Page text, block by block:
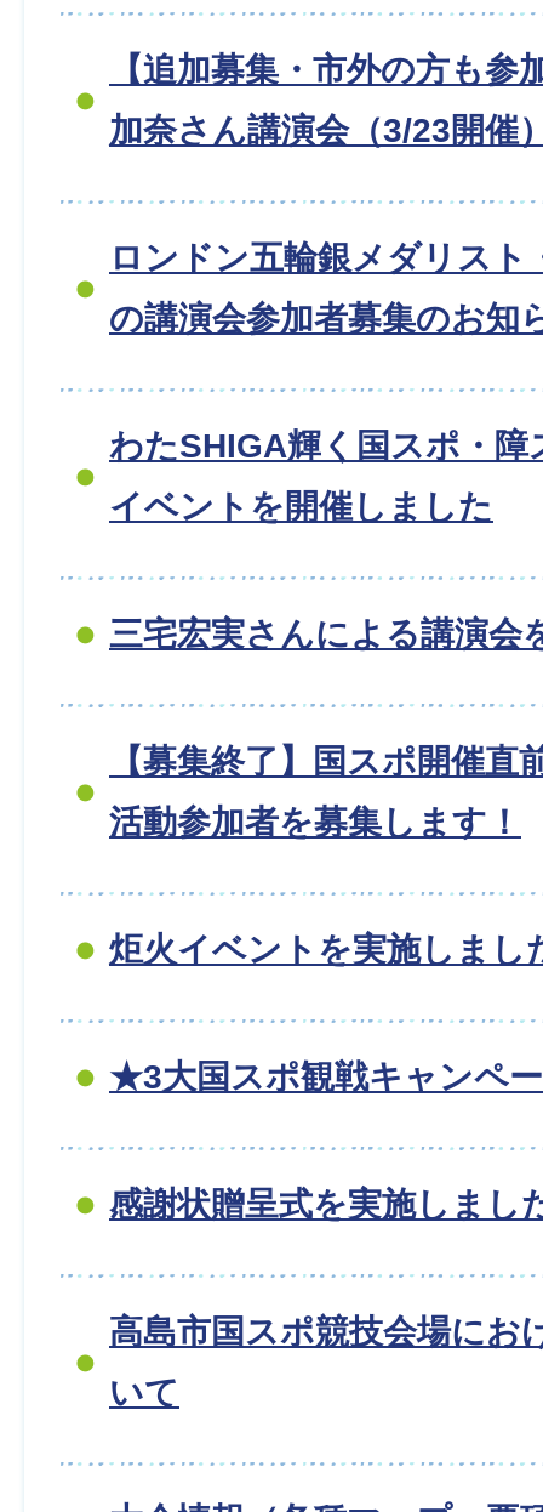
【追加募集・市外の方も参
加奈さん講演会（3/23開催
ロンドン五輪銀メダリスト
の講演会参加者募集のお知
わたSHIGA輝く国スポ・障
イベントを開催しました
三宅宏実さんによる講演会
【募集終了】国スポ開催直
活動参加者を募集します！
炬火イベントを実施しまし
★3大国スポ観戦キャンペ
感謝状贈呈式を実施しまし
高島市国スポ競技会場にお
いて